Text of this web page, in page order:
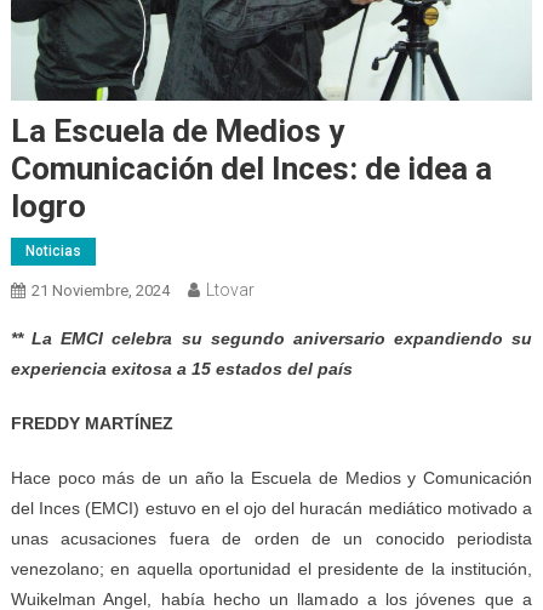
La Escuela de Medios y
Comunicación del Inces: de idea a
logro
Noticias
21 Noviembre, 2024 Ltovar
** La EMCI celebra su segundo aniversario expandiendo su
experiencia exitosa a 15 estados del país
FREDDY MARTÍNEZ
Hace poco más de un año la Escuela de Medios y Comunicación
del Inces (EMCI) estuvo en el ojo del huracán mediático motivado a
unas acusaciones fuera de orden de un conocido periodista
venezolano; en aquella oportunidad el presidente de la institución,
Wuikelman Angel, había hecho un llamado a los jóvenes que a